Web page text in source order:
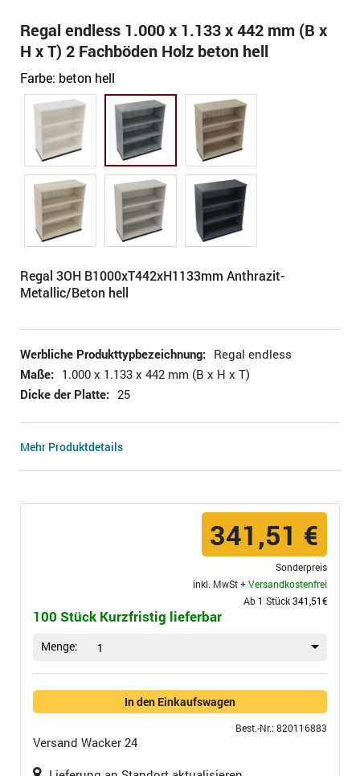
Regal endless 1.000 x 1.133 x 442 mm (B x
H x T) 2 Fachböden Holz beton hell
Farbe: beton hell
Regal 3OH B1000xT442xH1133mm Anthrazit-
Metallic/Beton hell
Werbliche Produkttypbezeichnung: Regal endless
Maße: 1.000 x 1.133 x 442 mm (B x H x T)
Dicke der Platte: 25
Mehr Produktdetails
341,51 €
Sonderpreis
inkl. MwSt +Versandkostenfrei
Ab 1 Stück341,51€
100 Stück Kurzfristig lieferbar
Menge: 1
In den Einkaufswagen
Best.-Nr.: 820116883
Versand Wacker 24